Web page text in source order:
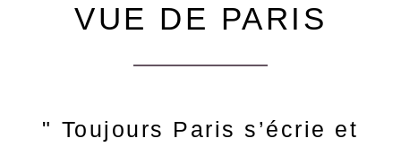
VUE DE PARIS
" Toujours Paris s’écrie et